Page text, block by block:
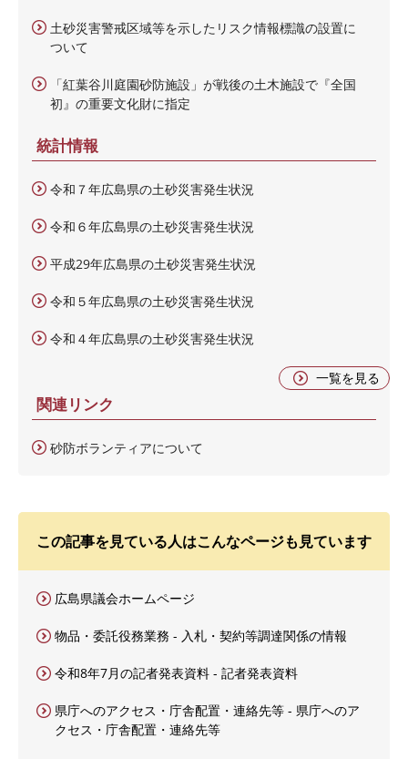
土砂災害警戒区域等を示したリスク情報標識の設置に
ついて
「紅葉谷川庭園砂防施設」が戦後の土木施設で『全国
初』の重要文化財に指定
統計情報
令和７年広島県の土砂災害発生状況
令和６年広島県の土砂災害発生状況
平成29年広島県の土砂災害発生状況
令和５年広島県の土砂災害発生状況
令和４年広島県の土砂災害発生状況
一覧を見る
関連リンク
砂防ボランティアについて
この記事を見ている人はこんなページも見ています
広島県議会ホームページ
物品・委託役務業務 - 入札・契約等調達関係の情報
令和8年7月の記者発表資料 - 記者発表資料
県庁へのアクセス・庁舎配置・連絡先等 - 県庁へのア
クセス・庁舎配置・連絡先等